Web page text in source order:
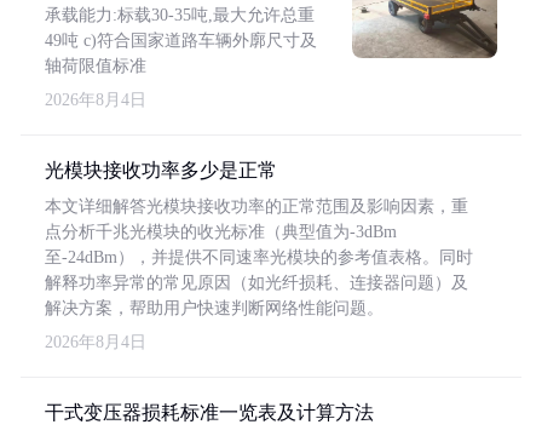
承载能力:标载30-35吨,最大允许总重
49吨 c)符合国家道路车辆外廓尺寸及
轴荷限值标准
2026年8月4日
光模块接收功率多少是正常
本文详细解答光模块接收功率的正常范围及影响因素，重
点分析千兆光模块的收光标准（典型值为-3dBm
至-24dBm），并提供不同速率光模块的参考值表格。同时
解释功率异常的常见原因（如光纤损耗、连接器问题）及
解决方案，帮助用户快速判断网络性能问题。
2026年8月4日
干式变压器损耗标准一览表及计算方法